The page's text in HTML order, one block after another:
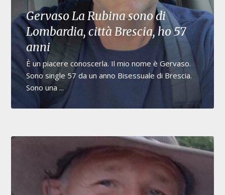
Gervaso La Rubina sono di
Lombardia, città Brescia, ho 57
anni
È un piacere conoscerla. Il mio nome è Gervaso.
Sono single 57 da un anno Bisessuale di Brescia.
Sono una ...